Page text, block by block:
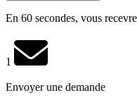
En 60 secondes, vous
1
Envoyer une demande